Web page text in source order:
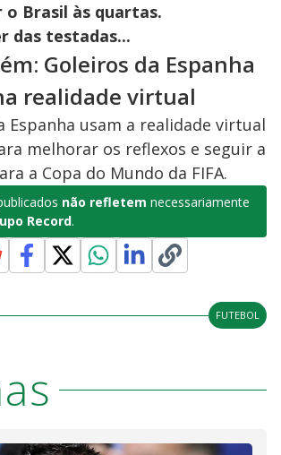
o Brasil às quartas.
das testadas...
Goleiros da Espanha
realidade virtual
Espanha usam a realidade virtual
melhorar os reflexos e seguir a
a Copa do Mundo da FIFA.
não refletem necessariamente
Record.
FUTEBOL